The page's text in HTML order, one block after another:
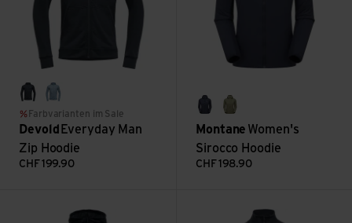
ink skyblue
Farbvarianten im Sale
Devold Everyday Man
Zip Hoodie
CHF 199.90
eclipse blue
caper
Montane Women's
Sirocco Hoodie
CHF 198.90